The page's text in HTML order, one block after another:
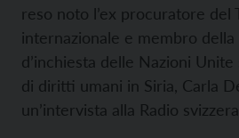
reso noto l’ex procuratore del
internazionale e membro della
d’inchiesta delle Nazioni
di diritti umani in Siria, Carla
un’intervista alla Radio